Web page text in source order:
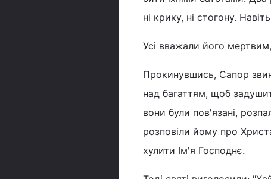
ні крику, ні стогону.
Усі вважали його
Прокинувшись, Сапор
над багаттям, щоб
вони були пов'язані,
розповіли йому про
хулити Ім'я Господнє.